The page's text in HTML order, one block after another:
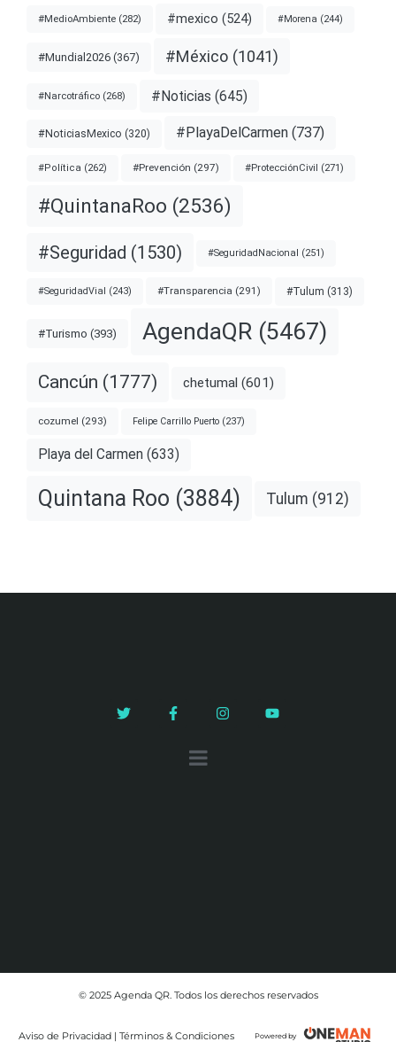
#MedioAmbiente (282) #mexico (524) #Morena (244)
#Mundial2026 (367) #México (1041)
#Narcotráfico (268) #Noticias (645)
#NoticiasMexico (320) #PlayaDelCarmen (737)
#Política (262) #Prevención (297) #ProtecciónCivil (271)
#QuintanaRoo (2536)
#Seguridad (1530) #SeguridadNacional (251)
#SeguridadVial (243) #Transparencia (291) #Tulum (313)
#Turismo (393) AgendaQR (5467)
Cancún (1777) chetumal (601)
cozumel (293) Felipe Carrillo Puerto (237)
Playa del Carmen (633)
Quintana Roo (3884) Tulum (912)
© 2025 Agenda QR. Todos los derechos reservados
Aviso de Privacidad | Términos & Condiciones Powered by